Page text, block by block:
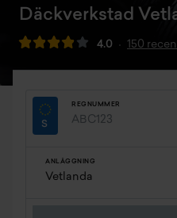
Däckverkstad
4.0 150
REGNUMMER
ANLÄGGNING